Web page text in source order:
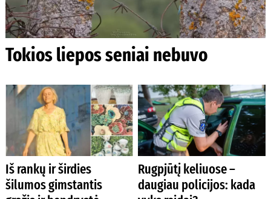
Tokios liepos seniai nebuvo
Iš rankų ir širdies
šilumos gimstantis
Rugpjūtį keliuose –
daugiau policijos: kada